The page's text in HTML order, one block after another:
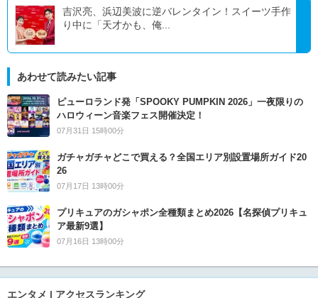
吉沢亮、浜辺美波に逆バレンタイン！スイーツ手作
り中に「天才かも、俺...
あわせて読みたい記事
ピューロランド発「SPOOKY PUMPKIN 2026」一夜限りの
ハロウィーン音楽フェス開催決定！
07月31日 15時00分
ガチャガチャどこで買える？全国エリア別設置場所ガイド20
26
07月17日 13時00分
プリキュアのガシャポン全種類まとめ2026【名探偵プリキュ
ア最新9選】
07月16日 13時00分
エンタメ | アクセスランキング